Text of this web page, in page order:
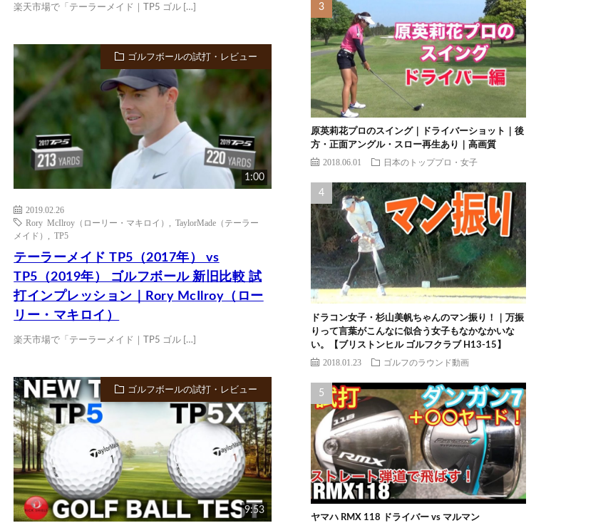
楽天市場で「テーラーメイド｜TP5 ゴル […]
ゴルフボールの試打・レビュー
1:00
2019.02.26
Rory McIlroy（ローリー・マキロイ）
,TaylorMade（テーラー
メイド）
,TP5
テーラーメイド TP5（2017年） vs
TP5（2019年） ゴルフボール 新旧比較 試
打インプレッション｜Rory McIlroy（ロー
リー・マキロイ）
楽天市場で「テーラーメイド｜TP5 ゴル […]
ゴルフボールの試打・レビュー
9:53
原英莉花プロのスイング｜ドライバーショット｜後
方・正面アングル・スロー再生あり｜高画質
2018.06.01 日本のトッププロ・女子
ドラコン女子・杉山美帆ちゃんのマン振り！｜万振
りって言葉がこんなに似合う女子もなかなかいな
い。【ブリストンヒル ゴルフクラブ H13-15】
2018.01.23 ゴルフのラウンド動画
ヤマハ RMX 118 ドライバー vs マルマン